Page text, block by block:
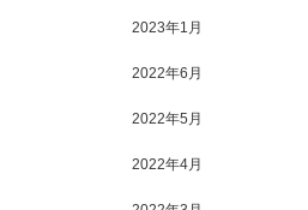
2023年1月
2022年6月
2022年5月
2022年4月